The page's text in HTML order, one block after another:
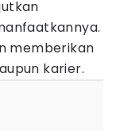
memberikan
karier.